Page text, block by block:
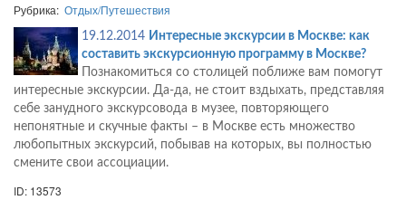
Рубрика: Отдых/Путешествия
19.12.2014 Интересные экскурсии в Москве: как
составить экскурсионную программу в Москве?
Познакомиться со столицей поближе вам помогут
интересные экскурсии. Да-да, не стоит вздыхать, представляя
себе занудного экскурсовода в музее, повторяющего
непонятные и скучные факты – в Москве есть множество
любопытных экскурсий, побывав на которых, вы полностью
смените свои ассоциации.
ID: 13573